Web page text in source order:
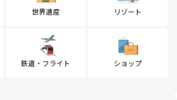
世界遺産 リゾート
鉄道・フライト ショップ